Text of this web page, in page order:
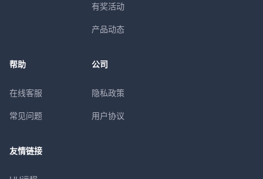
有奖活动
产品动态
帮助
在线客服
常见问题
公司
隐私政策
用户协议
友情链接